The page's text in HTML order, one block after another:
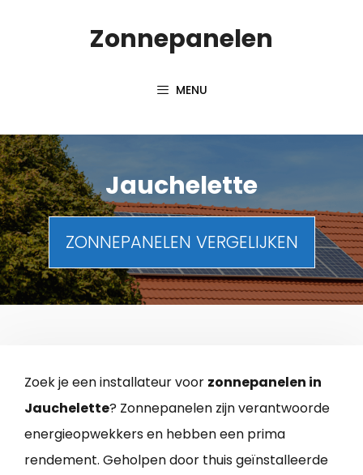
Zonnepanelen
MENU
Jauchelette
ZONNEPANELEN VERGELIJKEN
Zoek je een installateur voor zonnepanelen in
Jauchelette? Zonnepanelen zijn verantwoorde
energieopwekkers en hebben een prima
rendement. Geholpen door thuis geïnstalleerde